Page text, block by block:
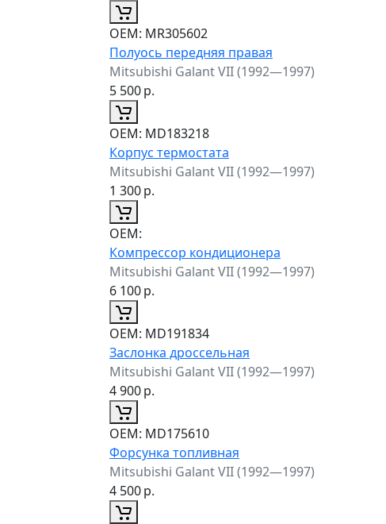
ОЕМ: MR305602
Полуось передняя правая
Mitsubishi Galant VII (1992—1997)
5 500р.
ОЕМ: MD183218
Корпус термостата
Mitsubishi Galant VII (1992—1997)
1 300р.
ОЕМ:
Компрессор кондиционера
Mitsubishi Galant VII (1992—1997)
6 100р.
ОЕМ: MD191834
Заслонка дроссельная
Mitsubishi Galant VII (1992—1997)
4 900р.
ОЕМ: MD175610
Форсунка топливная
Mitsubishi Galant VII (1992—1997)
4 500р.